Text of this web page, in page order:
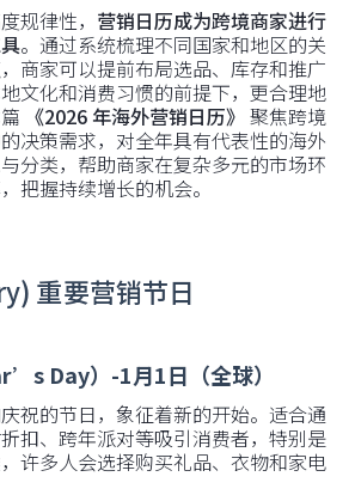
规律性， 营销日历成为跨境商家进行
。通过系统梳理不同国家和地区的关
商家可以提前布局选品、库存和推广
文化和消费习惯的前提下，更合理地
《2026 年海外营销日历》 聚焦跨境
决策需求，对全年具有代表性的海外
分类，帮助商家在复杂多元的市场环
把握持续增长的机会。
重要营销节日
Day）-1月1日（全球）
祝的节日，象征着新的开始。适合通
扣、跨年派对等吸引消费者，特别是
许多人会选择购买礼品、衣物和家电